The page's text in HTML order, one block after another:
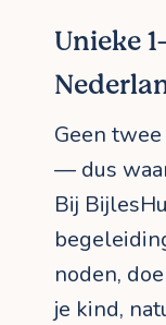
Unieke
Geen
— dus
Bij
noden,
je kind,